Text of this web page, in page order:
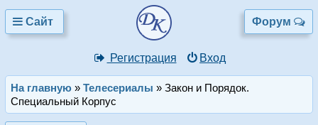
Сайт Форум
Регистрация Вход
На главную » Телесериалы » Закон и Порядок.
Специальный Корпус